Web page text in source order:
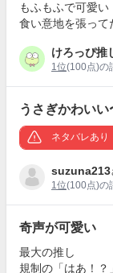
もふもふで可愛い
食い意地を張って
けろっぴ推
1位(100点)の
うさぎかわいい
ネタバレあり
suzuna213
1位(100点)の
奇声が可愛い
最大の推し
規制の「はあ！？